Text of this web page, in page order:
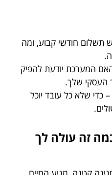
תשלום חודשי קבוע, ומה
המערכת יודעת להפיק
העסקי שלך.
– כדי שלא כל עובד יוכל
זה עולה לך